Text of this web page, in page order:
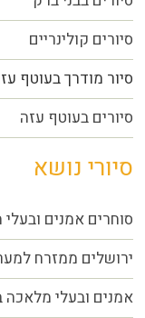
סיורים קולינריים
סיור מודרך בעוטף
סיורים בעוטף עזה
סיורי נושא
סוחרים אמנים
ירושלים ממזרח
אמנים ובעלי